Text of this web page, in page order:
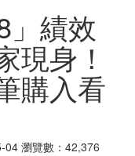
」績效
現身！
購入看
04 瀏覽數：42,376